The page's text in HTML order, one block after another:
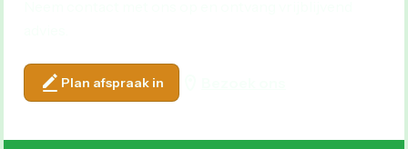
Plan afspraak in